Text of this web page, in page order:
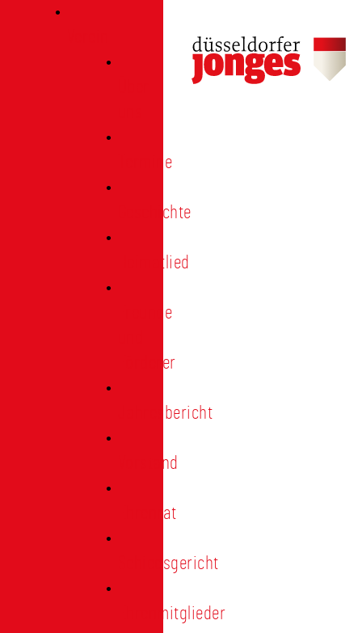
Termine
Geschichte
Heimatlied
Freunde
Förderer
Jahresbericht
Vorstand
Ehrenrat
Schiedsgericht
Ehrenmitglieder